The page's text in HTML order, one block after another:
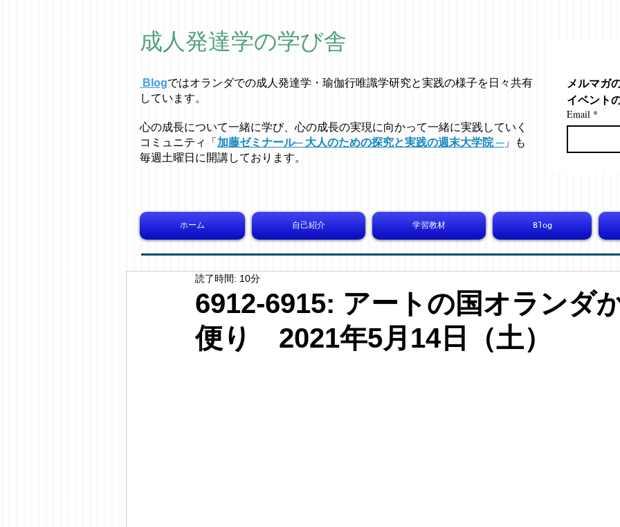
成人発達学の学び舎
Blogではオラ ンダでの成人発達学・ 瑜伽行唯識学研究と実践の様子を日々共有
しています。
心の成長について一緒に学び、心の成長の実現に向かって一緒に実践していく
コミュニティ「 加藤ゼミナール─ 大人のための探究と実践の週末大学院 ─」も
毎週土曜日に開講しております。
メルマガ
イベント
Email *
ホーム 自己紹介 学習教材 Blog
6912-6915: アートの国オランダ
便り 2021年5月14日（土）
読了時間: 10分